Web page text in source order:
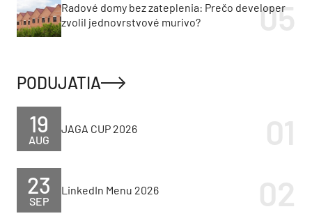
Radové domy bez zateplenia: Prečo developer
zvolil jednovrstvové murivo?
PODUJATIA
AUG
19 JAGA CUP 2026
SEP
23 LinkedIn Menu 2026